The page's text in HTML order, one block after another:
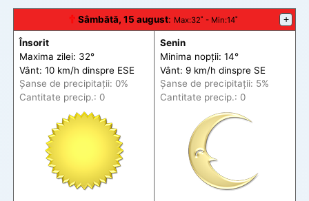
🕆 Sâmbătă, 15 august: Max:32˚ - Min:14˚ +
Însorit
Maxima zilei: 32°
Vânt: 10 km/h dinspre ESE
Șanse de precipitații: 0%
Cantitate precip.: 0
Senin
Minima nopții: 14°
Vânt: 9 km/h dinspre SE
Șanse de precipitații: 5%
Cantitate precip.: 0